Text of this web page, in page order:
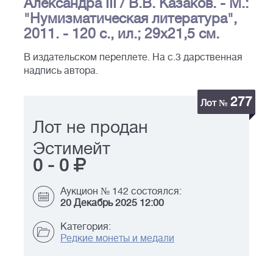
Александра III / В.В. Казаков. - М.:
"Нумизматическая литература",
2011. - 120 с., ил.; 29x21,5 см.
В издательском переплете. На с.3 дарственная
надпись автора.
Лот № 277
Лот не продан
Эстимейт
0 - 0
Аукцион № 142 состоялся:
20 Декабрь 2025 12:00
Категория:
Редкие монеты и медали